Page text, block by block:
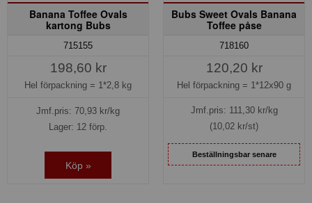
Banana Toffee Ovals
kartong Bubs
715155
198,60 kr
Hel förpackning = 1*2,8 kg
Jmf.pris: 70,93 kr/kg
Lager: 12 förp.
Köp »
Bubs Sweet Ovals Banana
Toffee påse
718160
120,20 kr
Hel förpackning = 1*12x90 g
Jmf.pris: 111,30kr/kg
(10,02 kr/st)
Beställningsbar senare